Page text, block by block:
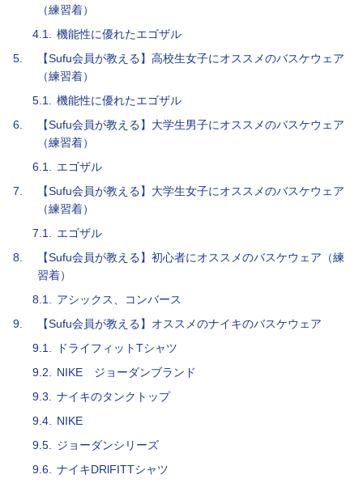
（練習着）
4.1.
機能性に優れたエゴザル
5.
【Sufu会員が教える】高校生女子にオススメのバスケウェア
（練習着）
5.1.
機能性に優れたエゴザル
6.
【Sufu会員が教える】大学生男子にオススメのバスケウェア
（練習着）
6.1.
エゴザル
7.
【Sufu会員が教える】大学生女子にオススメのバスケウェア
（練習着）
7.1.
エゴザル
8.
【Sufu会員が教える】初心者にオススメのバスケウェア（練
習着）
8.1.
アシックス、コンバース
9.
【Sufu会員が教える】オススメのナイキのバスケウェア
9.1.
ドライフィットTシャツ
9.2.
NIKE ジョーダンブランド
9.3.
ナイキのタンクトップ
9.4.
NIKE
9.5.
ジョーダンシリーズ
9.6.
ナイキDRlFITTシャツ